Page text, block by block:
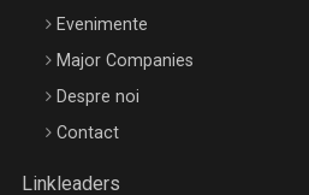
Be Inspired. Make it Happen!,
Octombrie
Evenimente
Major Companies
Despre noi
Contact
Linkleaders